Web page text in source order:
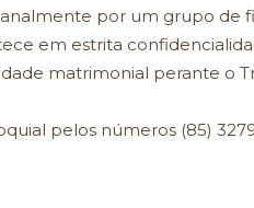
por um grupo de
em estrita
matrimonial perante o
pelos números (85)